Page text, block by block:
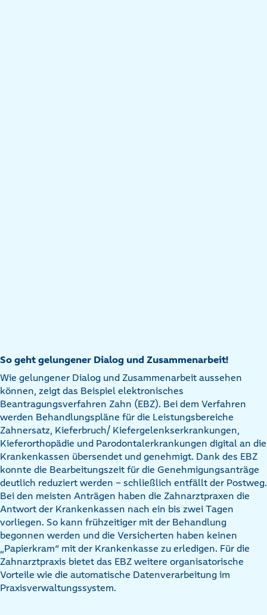
So geht gelungener Dialog und Zusammenarbeit!
Wie gelungener Dialog und Zusammenarbeit aussehen
können, zeigt das Beispiel elektronisches
Beantragungsverfahren Zahn (EBZ). Bei dem Verfahren
werden Behandlungspläne für die Leistungsbereiche
Zahnersatz, Kieferbruch/ Kiefergelenkserkrankungen,
Kieferorthopädie und Parodontalerkrankungen digital an die
Krankenkassen übersendet und genehmigt. Dank des EBZ
konnte die Bearbeitungszeit für die Genehmigungsanträge
deutlich reduziert werden – schließlich entfällt der Postweg.
Bei den meisten Anträgen haben die Zahnarztpraxen die
Antwort der Krankenkassen nach ein bis zwei Tagen
vorliegen. So kann frühzeitiger mit der Behandlung
begonnen werden und die Versicherten haben keinen
„Papierkram“ mit der Krankenkasse zu erledigen. Für die
Zahnarztpraxis bietet das EBZ weitere organisatorische
Vorteile wie die automatische Datenverarbeitung im
Praxisverwaltungssystem.